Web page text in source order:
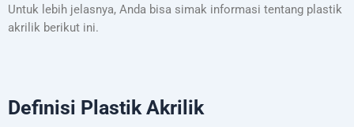
Untuk lebih jelasnya, Anda bisa simak informasi tentang plastik
akrilik berikut ini.
Definisi Plastik Akrilik